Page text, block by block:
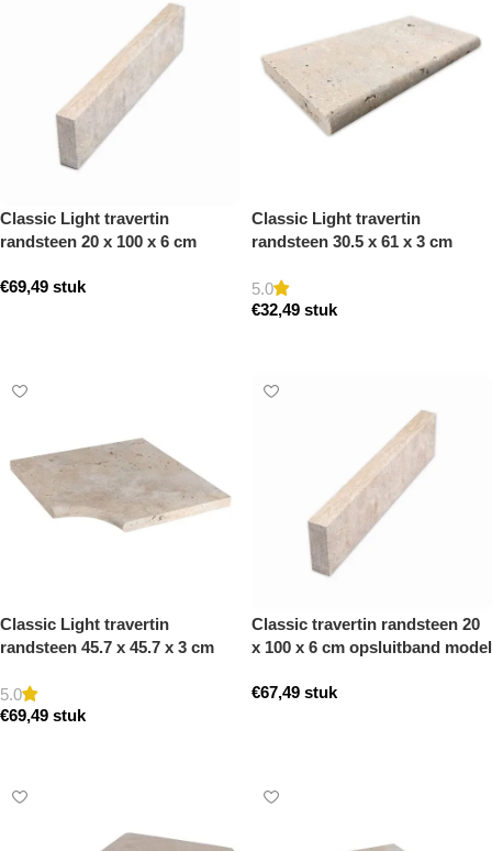
Classic Light travertin
randsteen 20 x 100 x 6 cm
getrommeld
€69,49 stuk
Classic Light travertin
randsteen 30.5 x 61 x 3 cm
getrommeld
5.0
€32,49 stuk
Classic Light travertin
randsteen 45.7 x 45.7 x 3 cm
getrommeld
5.0
€69,49 stuk
Classic travertin randsteen 20
x 100 x 6 cm opsluitband model
€67,49 stuk